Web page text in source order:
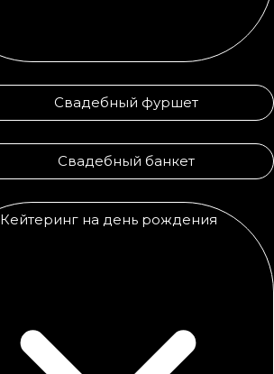
Свадебный фуршет
Свадебный банкет
Кейтеринг на день рождения